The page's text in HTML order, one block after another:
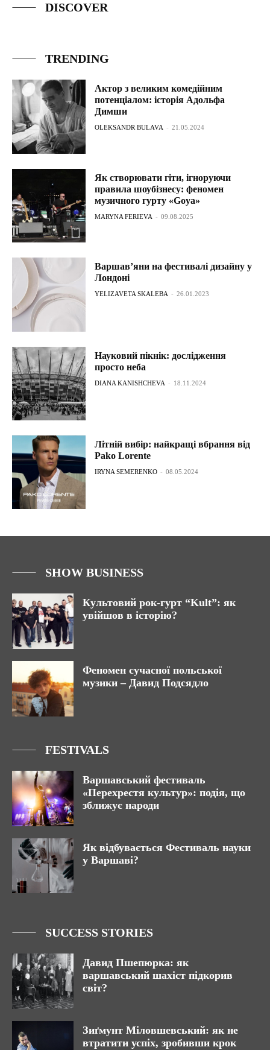
DISCOVER
TRENDING
Актор з великим комедійним
потенціалом: історія Адольфа
Димши
OLEKSANDR BULAVA - 21.05.2024
Як створювати гіти, ігноруючи
правила шоубізнесу: феномен
музичного гурту «Goya»
MARYNA FERIEVA - 09.08.2025
Варшав’яни на фестивалі дизайну у
Лондоні
YELIZAVETA SKALEBA - 26.01.2023
Науковий пікнік: дослідження
просто неба
DIANA KANISHCHEVA - 18.11.2024
Літній вибір: найкращі вбрання від
Pako Lorente
IRYNA SEMERENKO - 08.05.2024
SHOW BUSINESS
Культовий рок-гурт “Kult”: як
увійшов в історію?
Феномен сучасної польської
музики – Давид Подсядло
FESTIVALS
Варшавський фестиваль
«Перехрестя культур»: подія, що
зближує народи
Як відбувається Фестиваль науки
у Варшаві?
SUCCESS STORIES
Давид Пшепюрка: як
варшавський шахіст підкорив
світ?
Зиґмунт Міловшевський: як не
втратити успіх, зробивши крок